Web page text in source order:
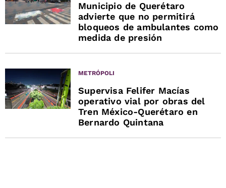
Municipio de Querétaro
advierte que no permitirá
bloqueos de ambulantes como
medida de presión
METRÓPOLI
Supervisa Felifer Macías
operativo vial por obras del
Tren México-Querétaro en
Bernardo Quintana